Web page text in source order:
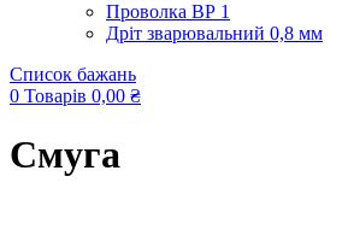
Проволка ВР 1
Дріт зварювальний 0,8 мм
Список бажань
0 Товарів 0,00 ₴
Смуга